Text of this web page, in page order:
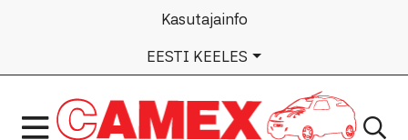
Kasutajainfo
VALI KEEL
EESTI KEELES